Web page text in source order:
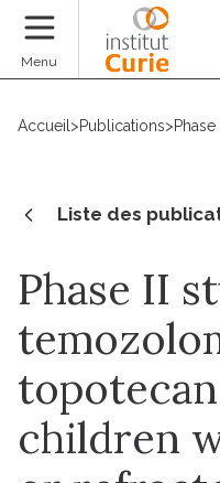
Menu
Accueil >Publications>
Liste des
Phase II
children